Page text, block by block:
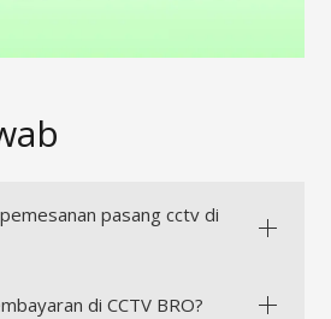
pasang cctv di
di CCTV BRO?